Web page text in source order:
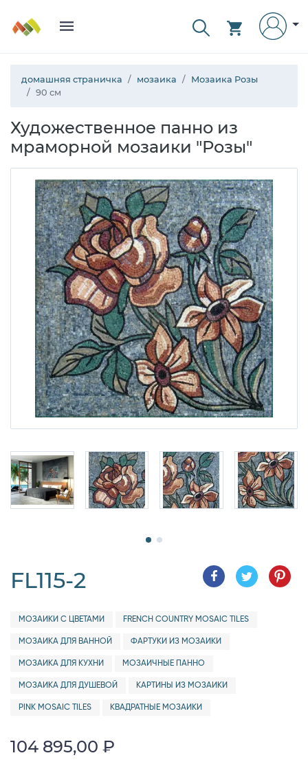
домашняя страничка мозаика
Мозаика Розы
90 см
Художественное панно из
мраморной мозаики "Розы"
FL115-2
МОЗАИКИ С ЦВЕТАМИ FRENCH COUNTRY MOSAIC TILES
МОЗАИКА ДЛЯ ВАННОЙ ФАРТУКИ ИЗ МОЗАИКИ
МОЗАИКА ДЛЯ КУХНИ МОЗАИЧНЫЕ ПАННО
МОЗАИКА ДЛЯ ДУШЕВОЙ КАРТИНЫ ИЗ МОЗАИКИ
PINK MOSAIC TILES КВАДРАТНЫЕ МОЗАИКИ
104 895,00 ₽